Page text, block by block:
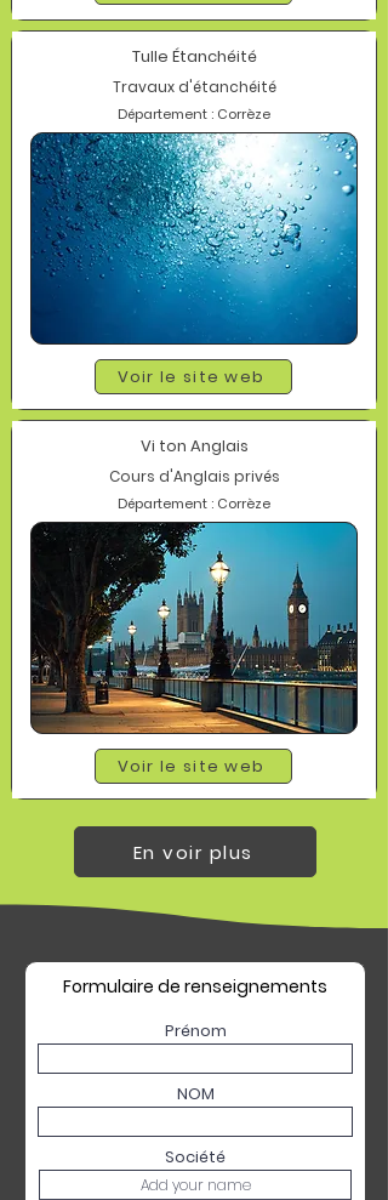
Tulle Étanchéité
Travaux d'étanchéité
Département : Corrèze
Voir le site web
Vi ton Anglais
Cours d'Anglais privés
Département : Corrèze
Voir le site web
En voir plus
Formulaire de renseignements
Prénom
NOM
Société